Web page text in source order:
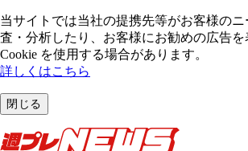
当サイトでは当社の提携先等がお客様の
査・分析したり、お客様にお勧めの広告
Cookie を使⽤する場合があります。
詳しくはこちら
閉じる